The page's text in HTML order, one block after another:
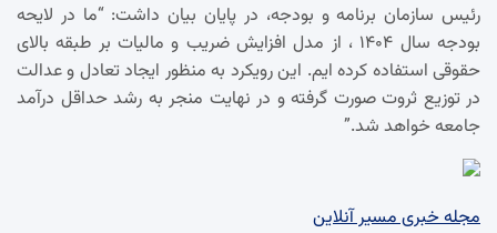
رئیس سازمان برنامه و بودجه، در پایان بیان داشت: “ما در لایحه
بودجه سال ۱۴۰۴ ، از مدل افزایش ضریب و مالیات بر طبقه بالای
حقوقی استفاده کرده ایم. این رویکرد به منظور ایجاد تعادل و عدالت
در توزیع ثروت صورت گرفته و در نهایت منجر به رشد حداقل درآمد
جامعه خواهد شد.”
مجله خبری مسیر آنلاین